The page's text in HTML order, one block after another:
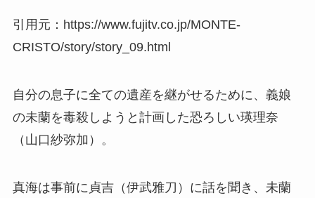
引用元：https://www.fujitv.co.jp/MONTE-
CRISTO/story/story_09.html
自分の息子に全ての遺産を継がせるために、義娘
の未蘭を毒殺しようと計画した恐ろしい瑛理奈
（山口紗弥加）。
真海は事前に貞吉（伊武雅刀）に話を聞き、未蘭